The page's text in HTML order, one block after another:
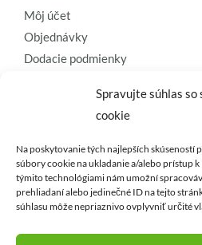
Spravujte súhlas so
cookie
Na poskytovanie tých najlepších skúseností
súbory cookie na ukladanie a/alebo prístup
týmito technológiami nám umožní
prehliadaní alebo jedinečné ID na tejto
súhlasu môže nepriaznivo ovplyvniť určité
Môj účet
Objednávky
Dodacie podmienky
Ochrana osobných údajov
Zásady používania súborov cookie
Kontaktujte nás a
najkvalitnejšie
dekorácie..